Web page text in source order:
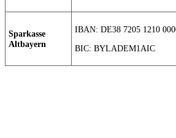
Sparkasse
Altbayern
IBAN: DE38 7205 1210
BIC: BYLADEM1AIC